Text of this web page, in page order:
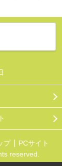
プ
PCサイト
reserved.